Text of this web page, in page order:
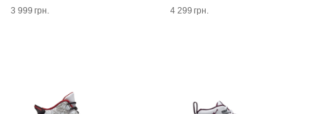
3 999 грн.
4 299 грн.